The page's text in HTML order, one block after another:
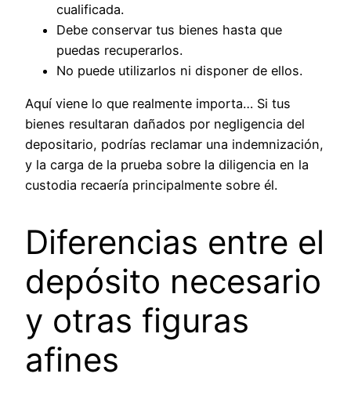
cualificada.
Debe conservar tus bienes hasta que
puedas recuperarlos.
No puede utilizarlos ni disponer de ellos.
Aquí viene lo que realmente importa… Si tus
bienes resultaran dañados por negligencia del
depositario, podrías reclamar una indemnización,
y la carga de la prueba sobre la diligencia en la
custodia recaería principalmente sobre él.
Diferencias entre el
depósito necesario
y otras figuras
afines